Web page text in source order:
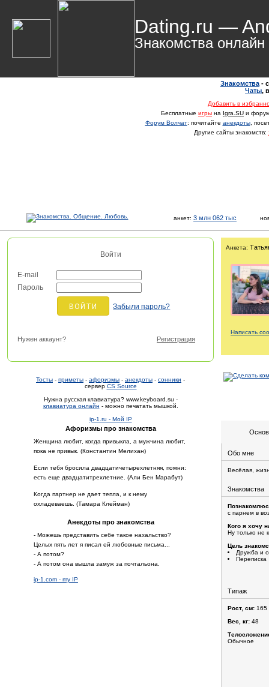
Dating.ru —
Знакомства онлайн
Знакомства -
Чаты,
Добавить в
Бесплатные игры на Igra.SU и
Форум Волчат: почитайте анекдоты,
Другие сайты знакомств:
анкет: 3 млн 062 тыс
Войти
E-mail
Пароль
Забыли пароль?
Нужен аккаунт? Регистрация
Тосты - приметы - афоризмы - анекдоты - сонники -
сервер CS Source
Нужна русская клавиатура? www.keyboard.su -
клавиатура онлайн - можно печатать мышкой.
ip-1.ru - Мой IP
Афоризмы про знакомства
Женщина любит, когда привыкла, а мужчина любит,
пока не привык. (Константин Мелихан)
Если тебя бросила двадцатичетырехлетняя, помни:
есть еще двадцатитрехлетние. (Али Бен Марабут)
Когда партнер не дает тепла, и к нему
охладеваешь. (Тамара Клейман)
Анекдоты про знакомства
- Можешь представить себе такое нахальство?
Целых пять лет я писал ей любовные письма...
- А потом?
- А потом она вышла замуж за почтальона.
ip-1.com - my IP
Анкета:
Написать
Обо мне
Весёлая,
Знакомства
с парнем в
Кого я хочу
Ну только не
Цель
Дружба и
Переписка
Типаж
Рост, см: 165
Вес, кг: 48
Обычное